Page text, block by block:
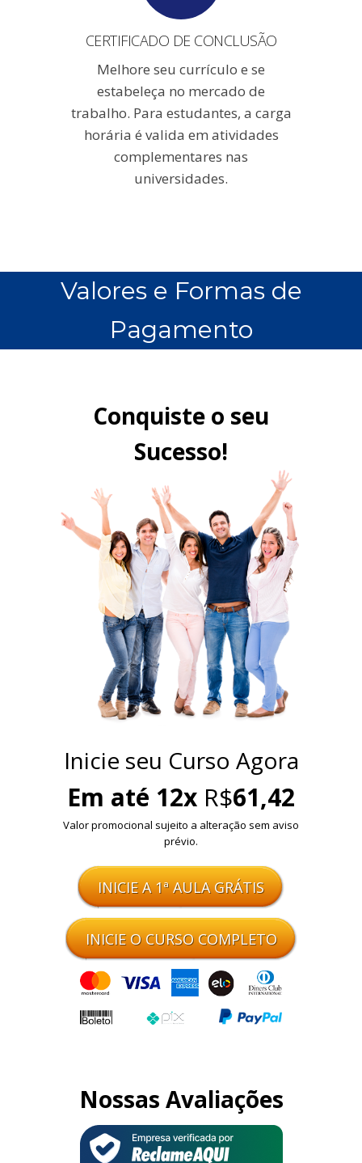
CERTIFICADO DE CONCLUSÃO
Melhore seu currículo e se
estabeleça no mercado de
trabalho. Para estudantes, a carga
horária é valida em atividades
complementares nas
universidades.
Valores e Formas de
Pagamento
Conquiste o seu
Sucesso!
Inicie seu Curso Agora
Em até 12x R$61,42
Valor promocional sujeito a alteração sem aviso
prévio.
INICIE A 1ª AULA GRÁTIS
INICIE O CURSO COMPLETO
Nossas Avaliações